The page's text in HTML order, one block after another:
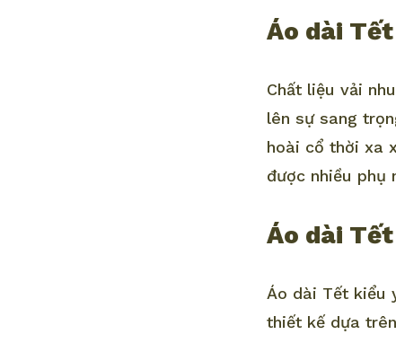
Áo dài
Chất liệu vải
lên sự sang
hoài cổ thời xa
được nhiều phụ
Áo dài
Áo dài Tết kiểu
thiết kế dựa